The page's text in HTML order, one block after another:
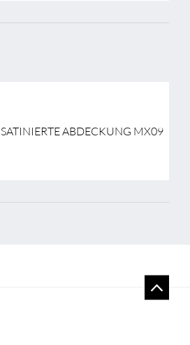
SATINIERTE ABDECKUNG MX09